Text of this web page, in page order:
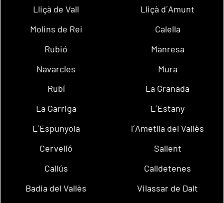
Lliçà de Vall
Lliçà d´Amunt
Molins de Rei
Calella
Rubió
Manresa
Navarcles
Mura
Rubí
La Granada
La Garriga
L´Estany
L´Espunyola
l´Ametlla del Vallès
Cervelló
Sallent
Callús
Calldetenes
Badia del Vallès
Vilassar de Dalt